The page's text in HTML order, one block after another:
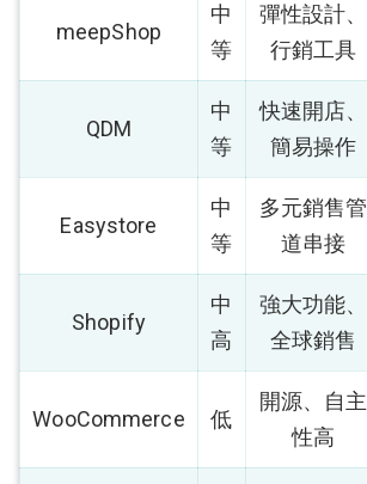
meepShop
中
等
彈性設計、
行銷工具
QDM
中
等
快速開店、
簡易操作
Easystore
中
等
多元銷售管
道串接
Shopify
中
高
強大功能、
全球銷售
WooCommerce 低
開源、自主
性高